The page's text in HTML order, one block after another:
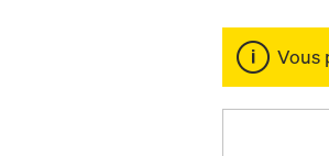
Vous